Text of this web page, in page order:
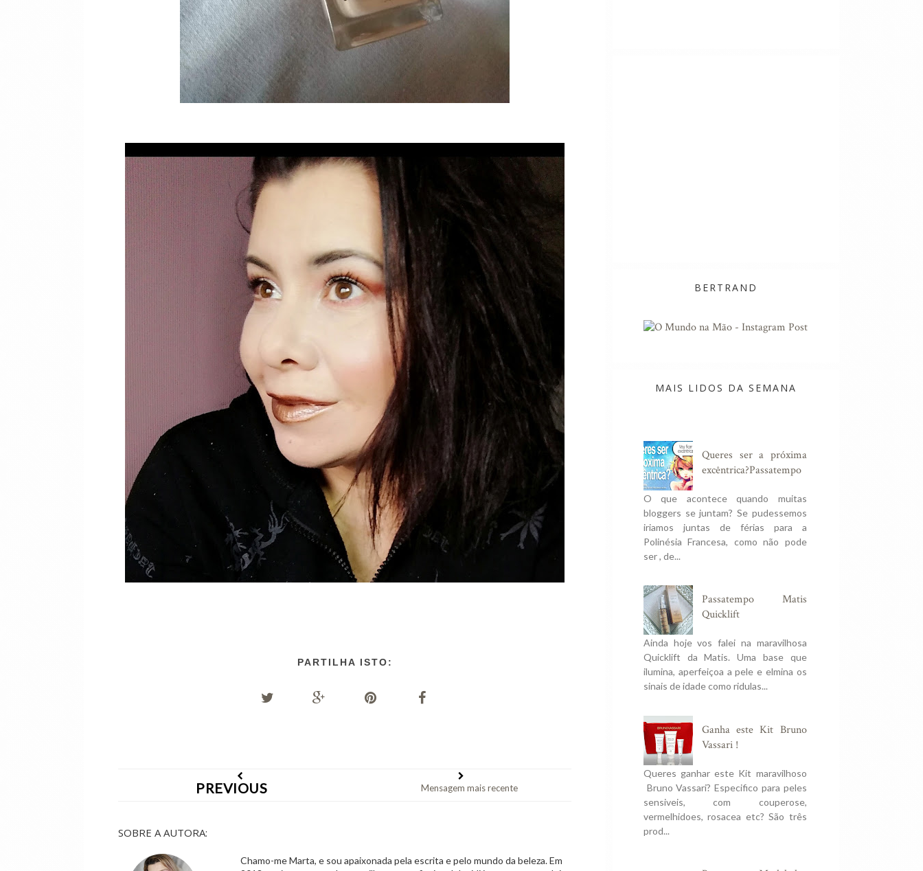
PARTILHA ISTO:
Mensagem mais recente
PREVIOUS
SOBRE A AUTORA:
Chamo-me Marta, e sou apaixonada pela escrita e pelo mundo da beleza. Em
BERTRAND
MAIS LIDOS DA SEMANA
Queres ser a próxima
excêntrica?Passatempo
O que acontece quando muitas
bloggers se juntam? Se pudessemos
iriamos juntas de férias para a
Polinésia Francesa, como não pode
ser , de...
Passatempo Matis
Quicklift
Ainda hoje vos falei na maravilhosa
Quicklift da Matis. Uma base que
ilumina, aperfeiçoa a pele e elmina os
sinais de idade como ridulas...
Ganha este Kit Bruno
Vassari !
Queres ganhar este Kit maravilhoso
Bruno Vassari? Especifico para peles
sensiveis, com couperose,
vermelhidoes, rosacea etc? São três
prod...